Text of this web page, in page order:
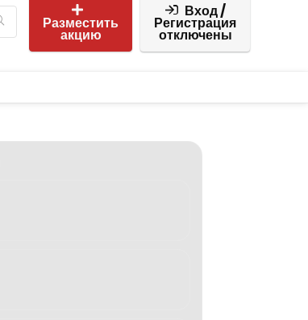
Разместить
акцию
Вход /
Регистрация
отключены